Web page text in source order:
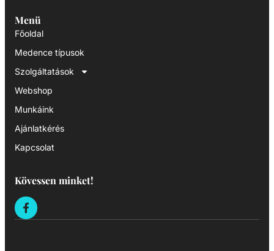
Menü
Főoldal
Medence típusok
Szolgáltatások
Webshop
Munkáink
Ajánlatkérés
Kapcsolat
Kövessen minket!